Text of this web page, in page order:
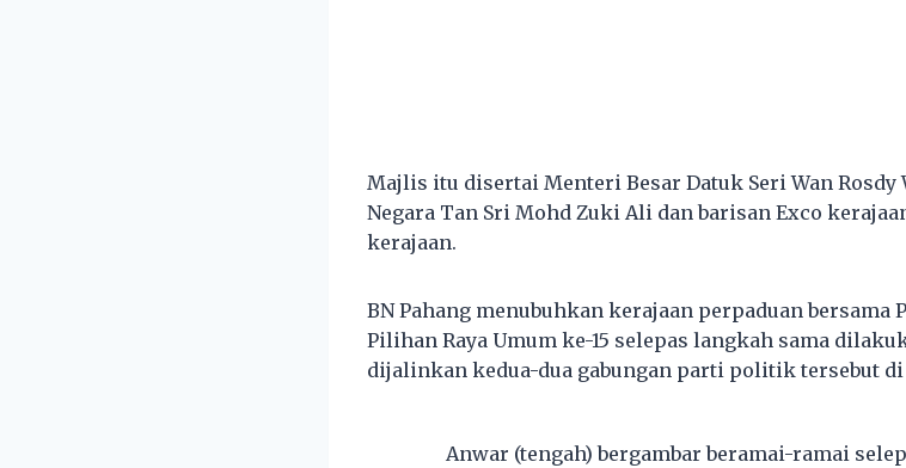
Majlis itu disertai Menteri Besar Datuk Seri Wan Rosdy
Negara Tan Sri Mohd Zuki Ali dan barisan Exco
kerajaan.
BN Pahang menubuhkan kerajaan perpaduan bersama
Pilihan Raya Umum ke-15 selepas langkah sama
dijalinkan kedua-dua gabungan parti politik tersebut
Anwar (tengah) bergambar beramai-ramai